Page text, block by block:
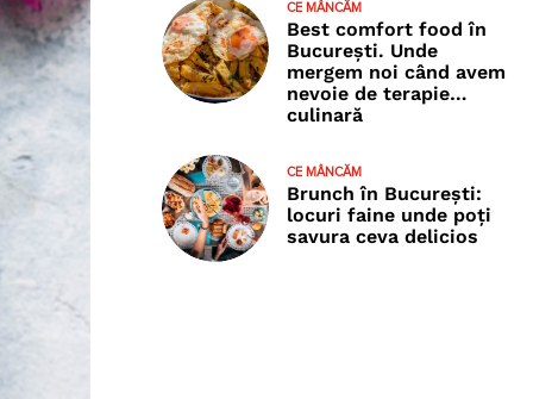
CE MÂNCĂM
Best comfort food în
București. Unde
mergem noi când avem
nevoie de terapie…
culinară
CE MÂNCĂM
Brunch în București:
locuri faine unde poţi
savura ceva delicios